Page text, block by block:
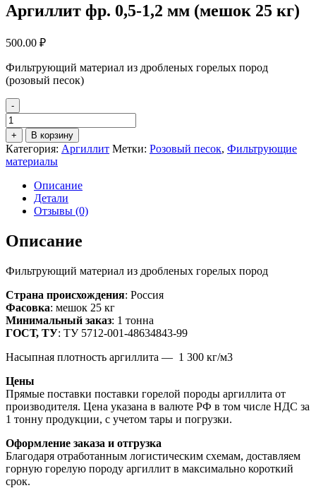
Аргиллит фр. 0,5-1,2 мм (мешок 25 кг)
500.00 ₽
Фильтрующий материал из дробленых горелых пород
(розовый песок)
-
Количество
товара
Аргиллит
фр.
0,5-
(мешок
кг)
+ В корзину
Категория: Аргиллит Метки: Розовый песок, Фильтрующие
материалы
Описание
Детали
Отзывы (0)
Описание
Фильтрующий материал из дробленых горелых пород
Страна происхождения: Россия
Фасовка: мешок 25 кг
Минимальный заказ: 1 тонна
ГОСТ, ТУ: ТУ 5712-001-48634843-99
Насыпная плотность аргиллита — 1 300 кг/м3
Цены
Прямые поставки поставки горелой породы аргиллита от
производителя. Цена указана в валюте РФ в том числе НДС за
1 тонну продукции, с учетом тары и погрузки.
Оформление заказа и отгрузка
Благодаря отработанным логистическим схемам, доставляем
горную горелую породу аргиллит в максимально короткий
срок.